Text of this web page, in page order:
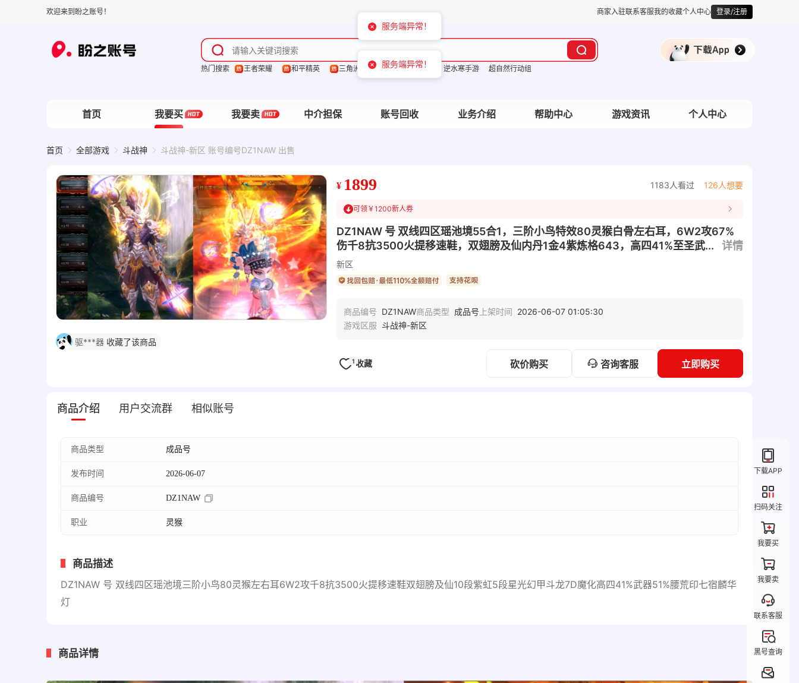
欢迎来到盼之账号！ 商家入驻联系客服我的收藏个人中心 登录/注册
热门搜索 王者荣耀 和平精英 三角洲行动 洛克王国：世界 逆水寒手游 超自然行动组
首页 我要买 我要卖 中介担保 账号回收 业务介绍 帮助中心 游戏资讯 个人中心
首页 全部游戏 斗战神 斗战神-新区 账号编号DZ1NAW 出售
11小时前卖家来过,发起购买可以更快成交
驱***器 收藏了该商品
盼***S 发起了砍价
¥ 1899 1183人看过 126人想要
可领￥1200新人券
DZ1NAW 号 双线四区瑶池境55合1，三阶小鸟特效80灵猴白骨左右耳，6W2攻67%
伤千8抗3500火提移速鞋，双翅膀及仙内丹1金4紫炼格643，高四41%至圣武...
详情
新区
商品编号 DZ1NAW商品类型 成品号 上架时间 2026-06-07 01:05:30
游戏区服 斗战神-新区
1 收藏 砍价购买 咨询客服 立即购买
商品介绍 用户交流群 相似账号
商品类型 成品号
发布时间 2026-06-07
商品编号 DZ1NAW
职业 灵猴
商品描述
DZ1NAW 号 双线四区瑶池境三阶小鸟80灵猴左右耳6W2攻千8抗3500火提移速鞋双翅膀及仙10段紫虹5段星光幻甲斗龙7D魔化高四41%武器51%腰荒印七宿麟华
灯
商品详情
下载APP
扫码关注
我要买
我要卖
联系客服
黑号查询